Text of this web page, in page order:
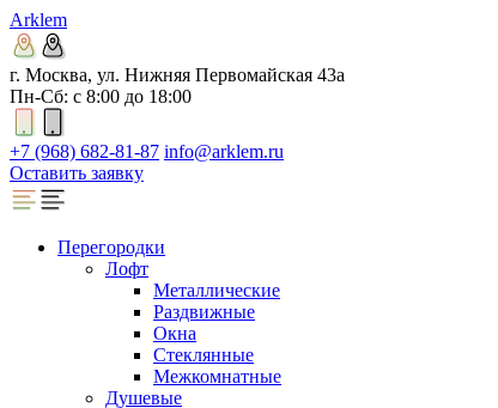
Arklem
г. Москва, ул. Нижняя Первомайская 43а
Пн-Сб: с 8:00 до 18:00
+7 (968) 682-81-87 info@arklem.ru
Оставить заявку
Перегородки
Лофт
Металлические
Раздвижные
Окна
Стеклянные
Межкомнатные
Душевые